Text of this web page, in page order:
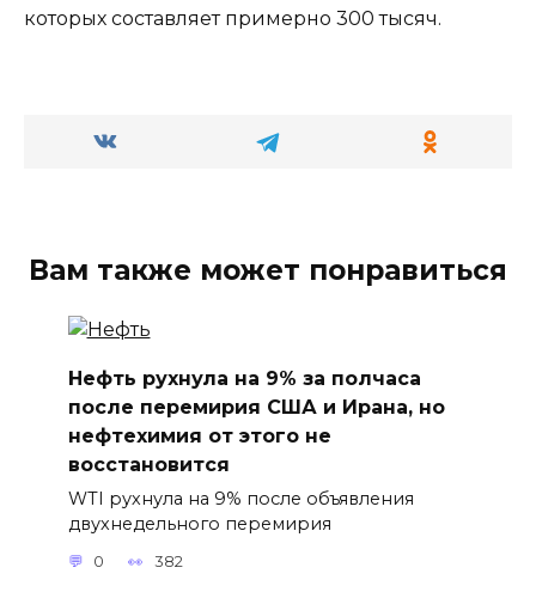
которых составляет примерно 300 тысяч.
Вам также может понравиться
Нефть рухнула на 9% за полчаса
после перемирия США и Ирана, но
нефтехимия от этого не
восстановится
WTI рухнула на 9% после объявления
двухнедельного перемирия
0 382